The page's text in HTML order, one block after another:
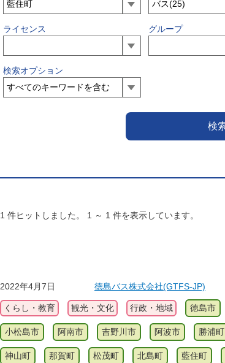
ライセンス グループ
検索オプション
1 件ヒットしました。 1 ～ 1 件を表示しています。
2022年4月7日 徳島バス株式会社(GTFS-JP)
くらし・教育 観光・文化 行政・地域 徳島市
小松島市 阿南市 吉野川市 阿波市 勝浦町
神山町 那賀町 松茂町 北島町 藍住町